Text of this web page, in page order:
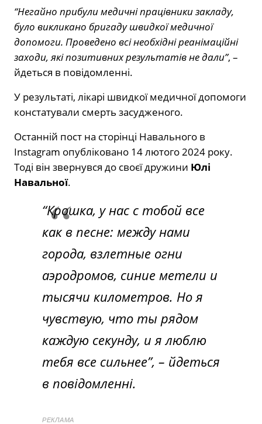
“Негайно прибули медичні працівники закладу,
було викликано бригаду швидкої медичної
допомоги. Проведено всі необхідні реанімаційні
заходи, які позитивних результатів не дали”, –
йдеться в повідомленні.
У результаті, лікарі швидкої медичної допомоги
констатували смерть засудженого.
Останній пост на сторінці Навального в
Instagram опубліковано 14 лютого 2024 року.
Тоді він звернувся до своєї дружини Юлі
Навальної.
“Крошка, у нас с тобой все
как в песне: между нами
города, взлетные огни
аэродромов, синие метели и
тысячи километров. Но я
чувствую, что ты рядом
каждую секунду, и я люблю
тебя все сильнее”, – йдеться
в повідомленні.
РЕКЛАМА